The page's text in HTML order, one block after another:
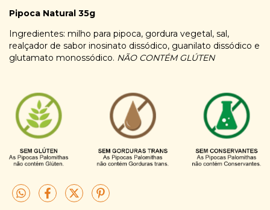
Pipoca Natural 35g
Ingredientes: milho para pipoca, gordura vegetal, sal,
realçador de sabor inosinato dissódico, guanilato dissódico e
glutamato monossódico. NÃO CONTÉM GLÚTEN